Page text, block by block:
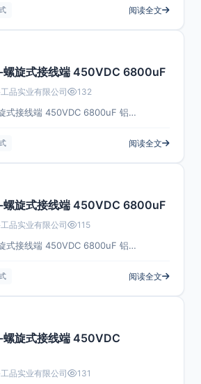
阅读全文
螺旋式接线端 450VDC 6800uF
工品实业有限公司 132
式接线端 450VDC 6800uF 铝…
阅读全文
螺旋式接线端 450VDC 6800uF
工品实业有限公司 115
式接线端 450VDC 6800uF 铝…
阅读全文
螺旋式接线端 450VDC
工品实业有限公司 131